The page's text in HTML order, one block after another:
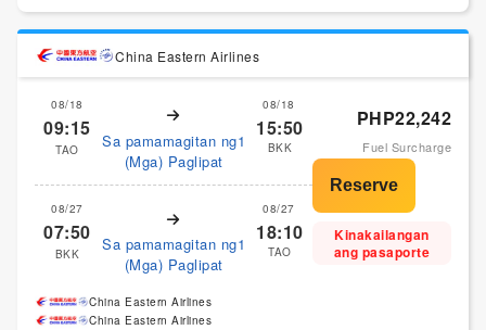
China Eastern Airlines
08/18
09:15
TAO
Sa pamamagitan ng1
(Mga) Paglipat
08/18
15:50
BKK
08/27
07:50
BKK
Sa pamamagitan ng1
(Mga) Paglipat
08/27
18:10
TAO
PHP22,242
Fuel Surcharge
Kinakailangan
ang pasaporte
China Eastern Airlines
China Eastern Airlines